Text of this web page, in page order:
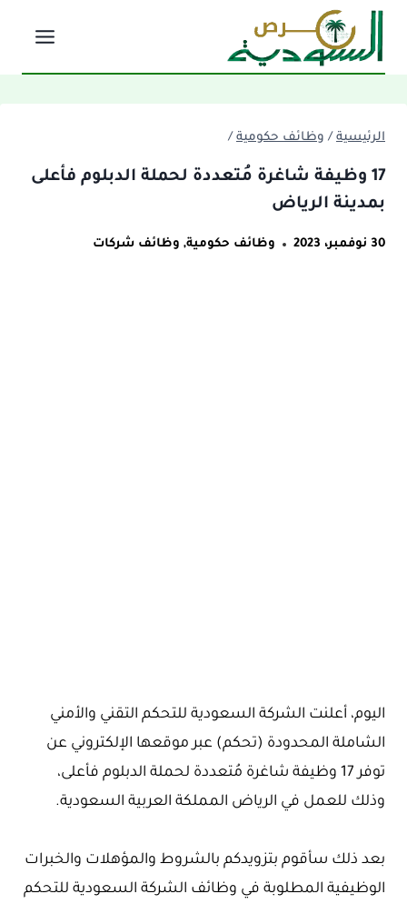
التجاوز
المحتوى
الرئيسية / وظائف حكومية /
17 وظيفة شاغرة مُتعددة لحملة الدبلوم فأعلى
بمدينة الرياض
30 نوفمبر، 2023 وظائف حكومية, وظائف شركات
اليوم، أعلنت الشركة السعودية للتحكم التقني والأمني
الشاملة المحدودة (تحكم) عبر موقعها الإلكتروني عن
توفر 17 وظيفة شاغرة مُتعددة لحملة الدبلوم فأعلى،
وذلك للعمل في الرياض المملكة العربية السعودية.
بعد ذلك سأقوم بتزويدكم بالشروط والمؤهلات والخبرات
الوظيفية المطلوبة في وظائف الشركة السعودية للتحكم